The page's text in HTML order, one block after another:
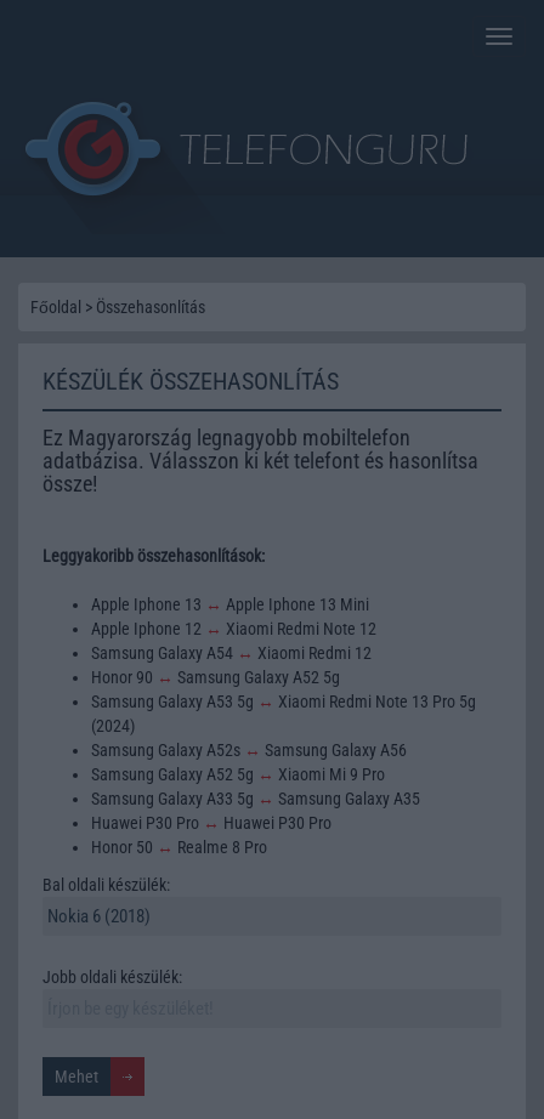
Toggle
Főoldal > Összehasonlítás
KÉSZÜLÉK ÖSSZEHASONLÍTÁS
Ez Magyarország legnagyobb mobiltelefon
adatbázisa. Válasszon ki két telefont és hasonlítsa
össze!
Leggyakoribb összehasonlítások:
Apple Iphone 13 ↔ Apple Iphone 13 Mini
Apple Iphone 12 ↔ Xiaomi Redmi Note 12
Samsung Galaxy A54 ↔ Xiaomi Redmi 12
Honor 90 ↔ Samsung Galaxy A52 5g
Samsung Galaxy A53 5g ↔ Xiaomi Redmi Note 13 Pro 5g
(2024)
Samsung Galaxy A52s ↔ Samsung Galaxy A56
Samsung Galaxy A52 5g ↔ Xiaomi Mi 9 Pro
Samsung Galaxy A33 5g ↔ Samsung Galaxy A35
Huawei P30 Pro ↔ Huawei P30 Pro
Honor 50 ↔ Realme 8 Pro
Bal oldali készülék:
Jobb oldali készülék: